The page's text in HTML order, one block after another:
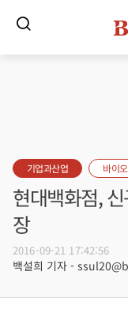
기업과산업 바이
현대백화점,
장
2016-09-21 17:42:56
백설희 기자 -